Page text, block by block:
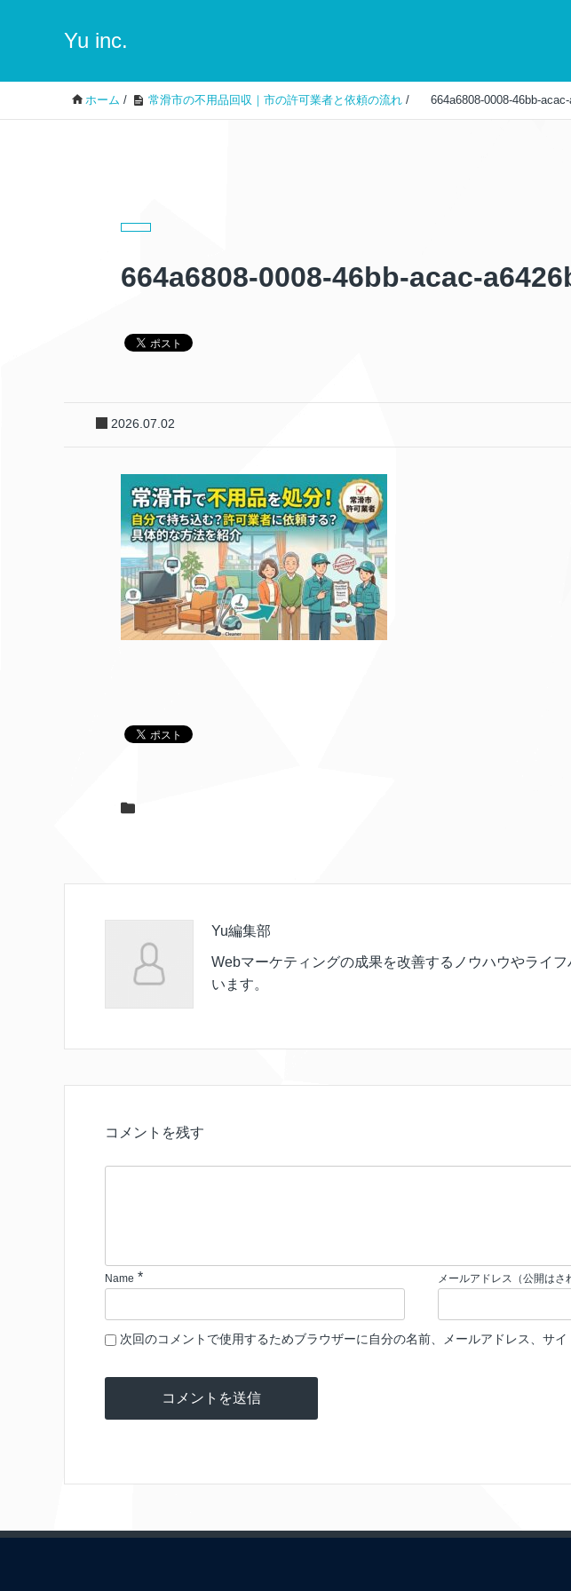
Yu inc.
ホーム / 常滑市の不用品回収｜市の許可業者と依頼の流れ / 664a6808-0008-46bb-
664a6808-0008-46bb-acac-
2026.07.02
Yu編集部
Webマーケティングの成果を改善するノウハウやライ
います。
コメントを残す
Name * メールアドレス（公開はさ
次回のコメントで使用するためブラウザーに自分の名前、メールアドレス、サイ